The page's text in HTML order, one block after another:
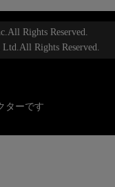
Rights Reserved.
Rights Reserved.
ターです